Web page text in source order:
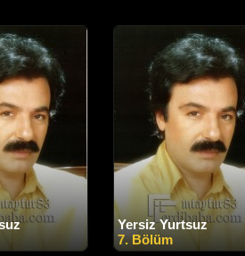
Yersiz Yurtsuz
7. Bölüm